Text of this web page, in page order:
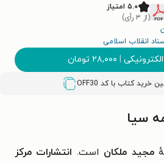
۵.۰ امتیاز
(از ۳ رأی)
انقلاب اسلامی
| ۲۸,۰۰۰ تومان
OFF30
سیا
مجید ملکان است. انتشارات مرکز